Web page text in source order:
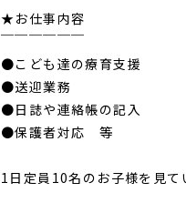
★お仕事内容
￣￣￣￣￣￣
●こども達の療育支援
●送迎業務
●日誌や連絡帳の記入
●保護者対応 等
1日定員10名のお子様を見て